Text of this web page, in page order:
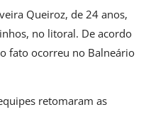
Queiroz, de 24 anos,
no litoral. De acordo
fato ocorreu no Balneário
retomaram as